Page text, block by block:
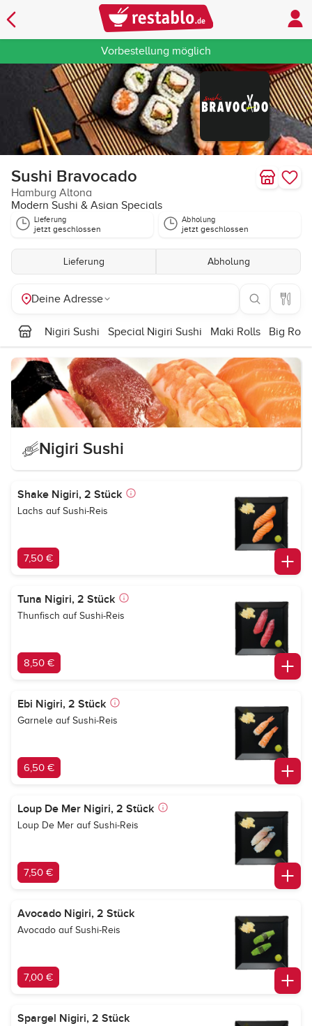
Vorbestellung möglich
Sushi Bravocado
Hamburg Altona
Modern Sushi & Asian Specials
Lieferung
jetzt geschlossen
Abholung
jetzt geschlossen
Lieferung Abholung
Deine Adresse
Nigiri Sushi Special Nigiri Sushi Maki Rolls Big Rolls
Nigiri Sushi
Shake Nigiri, 2 Stück
Lachs auf Sushi-Reis
7,50 €
Tuna Nigiri, 2 Stück
Thunfisch auf Sushi-Reis
8,50 €
Ebi Nigiri, 2 Stück
Garnele auf Sushi-Reis
6,50 €
Loup De Mer Nigiri, 2 Stück
Loup De Mer auf Sushi-Reis
7,50 €
Avocado Nigiri, 2 Stück
Avocado auf Sushi-Reis
7,00 €
Spargel Nigiri, 2 Stück